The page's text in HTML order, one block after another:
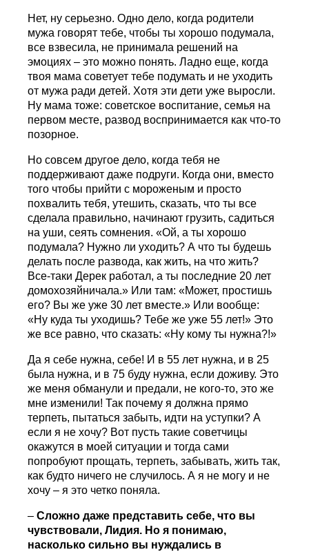
Нет, ну серьезно. Одно дело, когда родители
мужа говорят тебе, чтобы ты хорошо подумала,
все взвесила, не принимала решений на
эмоциях – это можно понять. Ладно еще, когда
твоя мама советует тебе подумать и не уходить
от мужа ради детей. Хотя эти дети уже выросли.
Ну мама тоже: советское воспитание, семья на
первом месте, развод воспринимается как что-то
позорное.
Но совсем другое дело, когда тебя не
поддерживают даже подруги. Когда они, вместо
того чтобы прийти с мороженым и просто
похвалить тебя, утешить, сказать, что ты все
сделала правильно, начинают грузить, садиться
на уши, сеять сомнения. «Ой, а ты хорошо
подумала? Нужно ли уходить? А что ты будешь
делать после развода, как жить, на что жить?
Все-таки Дерек работал, а ты последние 20 лет
домохозяйничала.» Или там: «Может, простишь
его? Вы же уже 30 лет вместе.» Или вообще:
«Ну куда ты уходишь? Тебе же уже 55 лет!» Это
же все равно, что сказать: «Ну кому ты нужна?!»
Да я себе нужна, себе! И в 55 лет нужна, и в 25
была нужна, и в 75 буду нужна, если доживу. Это
же меня обманули и предали, не кого-то, это же
мне изменили! Так почему я должна прямо
терпеть, пытаться забыть, идти на уступки? А
если я не хочу? Вот пусть такие советчицы
окажутся в моей ситуации и тогда сами
попробуют прощать, терпеть, забывать, жить так,
как будто ничего не случилось. А я не могу и не
хочу – я это четко поняла.
–Сложно даже представить себе, что вы
чувствовали, Лидия. Но я понимаю,
насколько сильно вы нуждались в